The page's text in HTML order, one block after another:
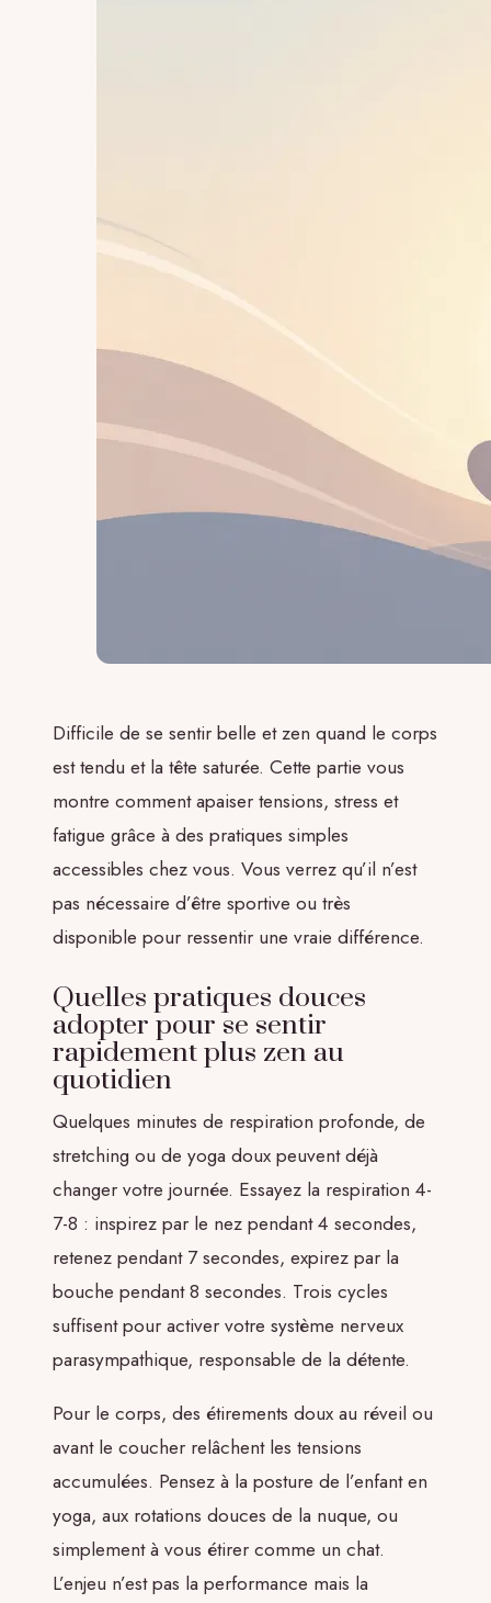
Difficile de se sentir belle et zen quand le corps
est tendu et la tête saturée. Cette partie vous
montre comment apaiser tensions, stress et
fatigue grâce à des pratiques simples
accessibles chez vous. Vous verrez qu’il n’est
pas nécessaire d’être sportive ou très
disponible pour ressentir une vraie différence.
Quelles pratiques douces
adopter pour se sentir
rapidement plus zen au
quotidien
Quelques minutes de respiration profonde, de
stretching ou de yoga doux peuvent déjà
changer votre journée. Essayez la respiration 4-
7-8 : inspirez par le nez pendant 4 secondes,
retenez pendant 7 secondes, expirez par la
bouche pendant 8 secondes. Trois cycles
suffisent pour activer votre système nerveux
parasympathique, responsable de la détente.
Pour le corps, des étirements doux au réveil ou
avant le coucher relâchent les tensions
accumulées. Pensez à la posture de l’enfant en
yoga, aux rotations douces de la nuque, ou
simplement à vous étirer comme un chat.
L’enjeu n’est pas la performance mais la